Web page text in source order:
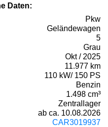
Daten:
Pkw
Geländewagen
5
Grau
Okt / 2025
11.977 km
110 kW/ 150 PS
Benzin
1.498 cm³
Zentrallager
ab ca. 10.08.2026
CAR3019937